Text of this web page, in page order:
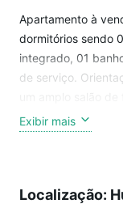
Apartamento à
dormitórios sendo
integrado, 01
de serviço.
academia e
Exibir mais
Localização: